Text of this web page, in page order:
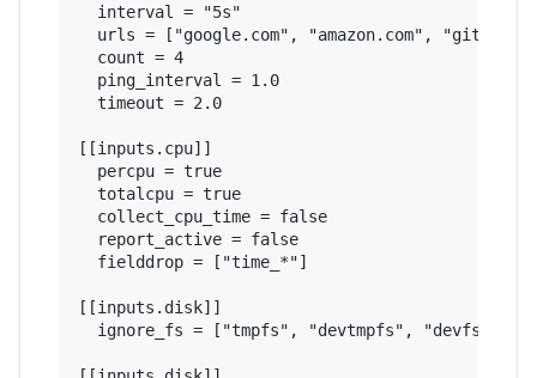
  interval = "5s"
urls = ["google.com", "amazon.com",
  count = 4
  ping_interval = 1.0
  timeout = 2.0
[[inputs.cpu]]
  percpu = true
  totalcpu = true
  collect_cpu_time = false
  report_active = false
  fielddrop = ["time_*"]
[[inputs.disk]]
ignore_fs = ["tmpfs", "devtmpfs", "devfs",